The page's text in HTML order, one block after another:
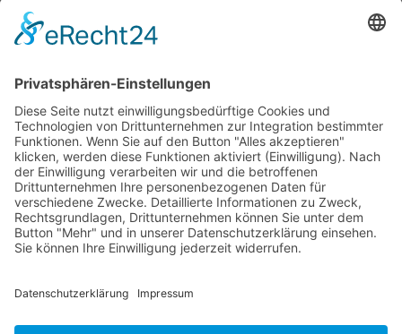
Kontakt
Langgasse 6
35576 Wetzlar
kreisverband@die-linke-ldk.de
Gesetzliches
Impressum
Datenschutz
Cookie-Einstellungen
DIE LINKE. KV Lahn-Dill